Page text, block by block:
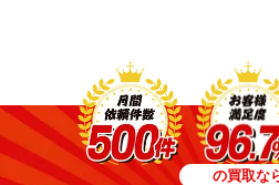
の買取な